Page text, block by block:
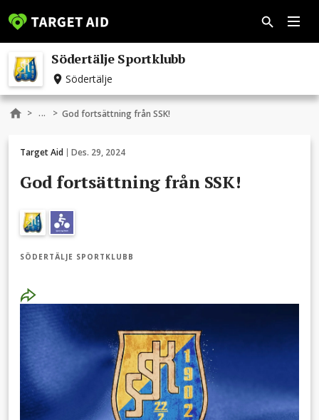
Södertälje Sportklubb
Södertälje
> ... > God fortsättning från SSK!
Target Aid Des. 29, 2024
God fortsättning från SSK!
SÖDERTÄLJE SPORTKLUBB